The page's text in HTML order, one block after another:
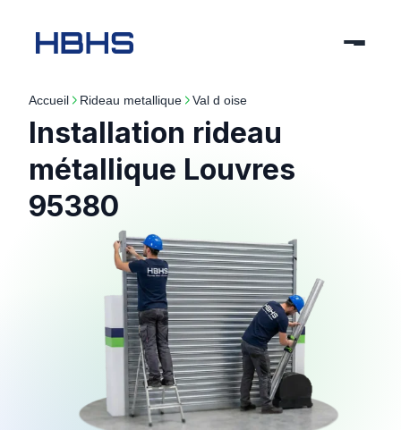
Accueil rideau metallique val d oise
Installation rideau
métallique Louvres
95380